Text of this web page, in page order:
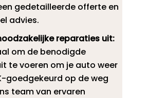
gedetailleerde offerte en
advies.​
reparaties uit:
om de benodigde
te voeren om je auto weer
goedgekeurd op de weg
team van ervaren